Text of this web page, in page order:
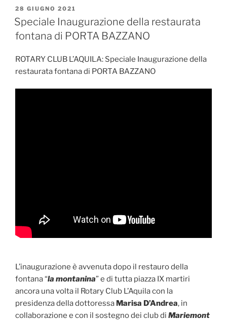
PUBBLICATO
IL
28 GIUGNO 2021
Speciale Inaugurazione della restaurata
fontana di PORTA BAZZANO
ROTARY CLUB L’AQUILA: Speciale Inaugurazione della
restaurata fontana di PORTA BAZZANO
L’inaugurazione è avvenuta dopo il restauro della
fontana “la montanina” e di tutta piazza IX martiri
ancora una volta il Rotary Club L’Aquila con la
presidenza della dottoressa Marisa D’Andrea, in
collaborazione e con il sostegno dei club di Mariemont